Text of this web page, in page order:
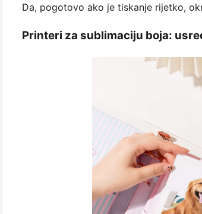
Da, pogotovo ako je tiskanje rijetko,
Printeri za sublimaciju boja: